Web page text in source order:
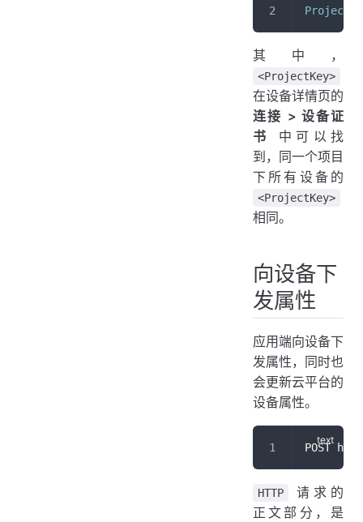
Project-
其中，
<ProjectKey>
在设备详情页的
连接 > 设备证
书
中可以找
到，同一个项目
下所有设备的
<ProjectKey>
相同。
向设备下
发属性
应用端向设备下
发属性，同时也
会更新云平台的
设备属性。
POST
HTTP
请求的
正文部分，是